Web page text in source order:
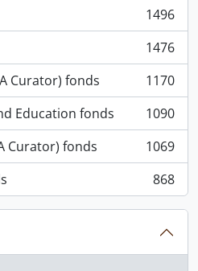
1496
1476
Curator) fonds
1170
Education fonds
1090
Curator) fonds
1069
868